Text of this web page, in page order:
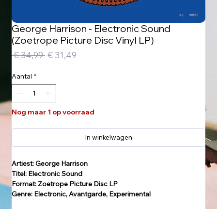
George Harrison - Electronic Sound
(Zoetrope Picture Disc Vinyl LP)
€ 34,99 Normale
€ 31,49
Aantal *
Nog maar 1 op voorraad
In winkelwagen
Artiest: George Harrison
Titel: Electronic Sound
Format: Zoetrope Picture Disc LP
Genre: Electronic, Avantgarde, Experimental